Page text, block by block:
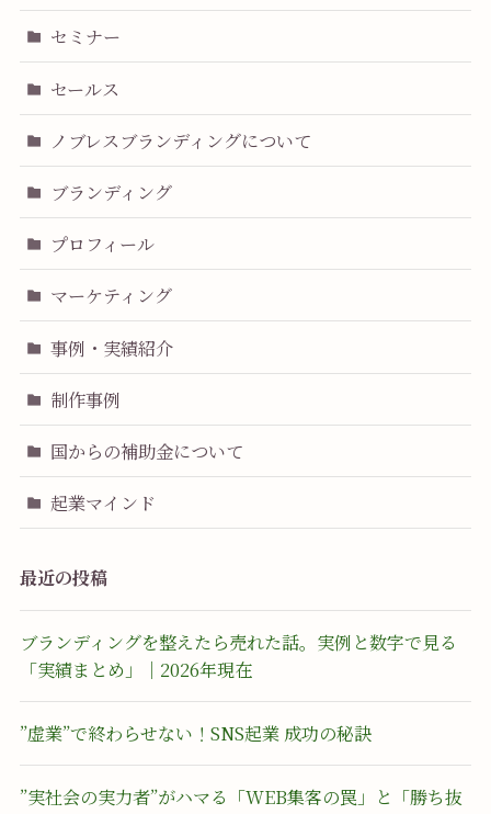
セミナー
セールス
ノブレスブランディングについて
ブランディング
プロフィール
マーケティング
事例・実績紹介
制作事例
国からの補助金について
起業マインド
最近の投稿
ブランディングを整えたら売れた話。実例と数字で見る
「実績まとめ」｜2026年現在
”虚業”で終わらせない！SNS起業 成功の秘訣
”実社会の実力者”がハマる「WEB集客の罠」と「勝ち抜